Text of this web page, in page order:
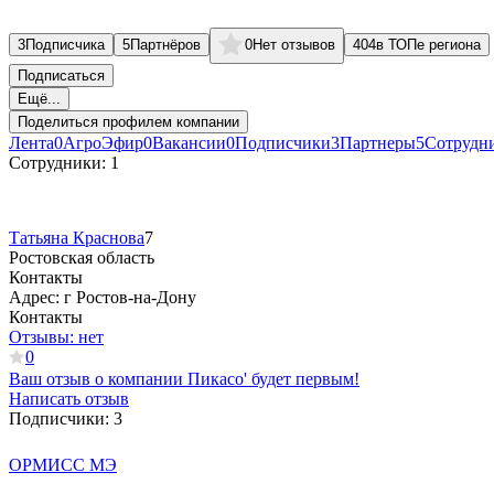
3Подписчика 5Партнёров 0Нет отзывов 404в ТОПе региона
Подписаться
Ещё...
Поделиться профилем компании
Лента0АгроЭфир0Вакансии0Подписчики3Партнеры5
Сотрудники: 1
Татьяна Краснова7
Ростовская область
Контакты
Адрес: г Ростов-на-Дону
Контакты
Отзывы: нет
0
Ваш отзыв о компании Пикасо' будет первым!
Написать отзыв
Подписчики: 3
ОРМИСС МЭ